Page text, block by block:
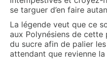
se targuer d’en faire
La légende veut que ce
aux Polynésiens de
du sucre afin de palier
attendant que revienne